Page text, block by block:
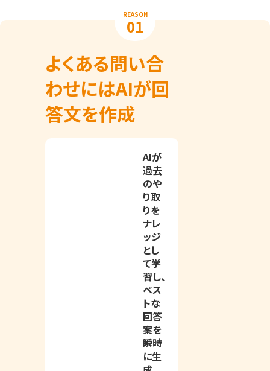
REASON
01
よくある問い合
わせにはAIが回
答文を作成
AIが
過去
のや
り取
りを
ナレ
ッジ
とし
て学
習し、
ベス
トな
回答
案を
瞬時
に生